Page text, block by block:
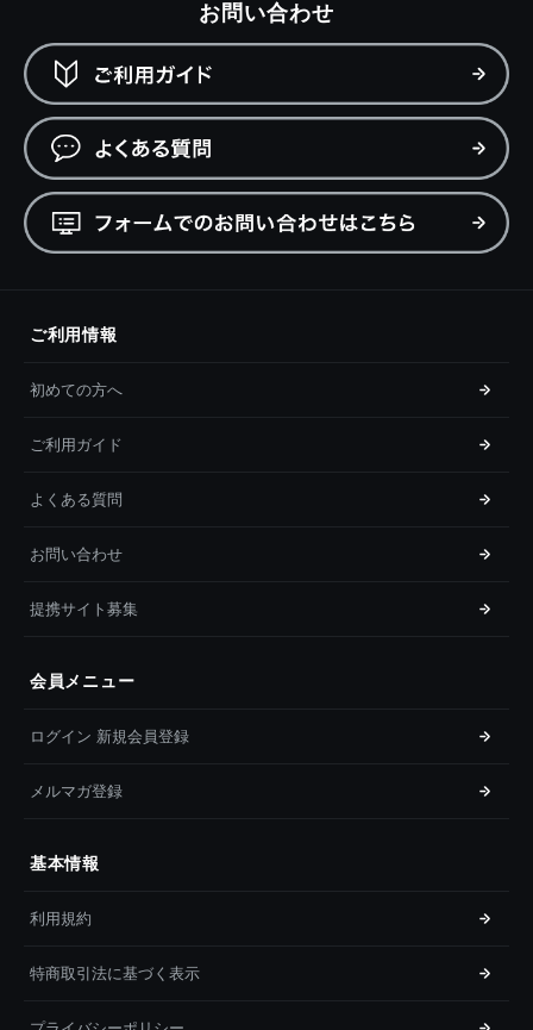
お問い合わせ
ご利用情報
初めての方へ
ご利用ガイド
よくある質問
お問い合わせ
提携サイト募集
会員メニュー
ログイン 新規会員登録
メルマガ登録
基本情報
利用規約
特商取引法に基づく表示